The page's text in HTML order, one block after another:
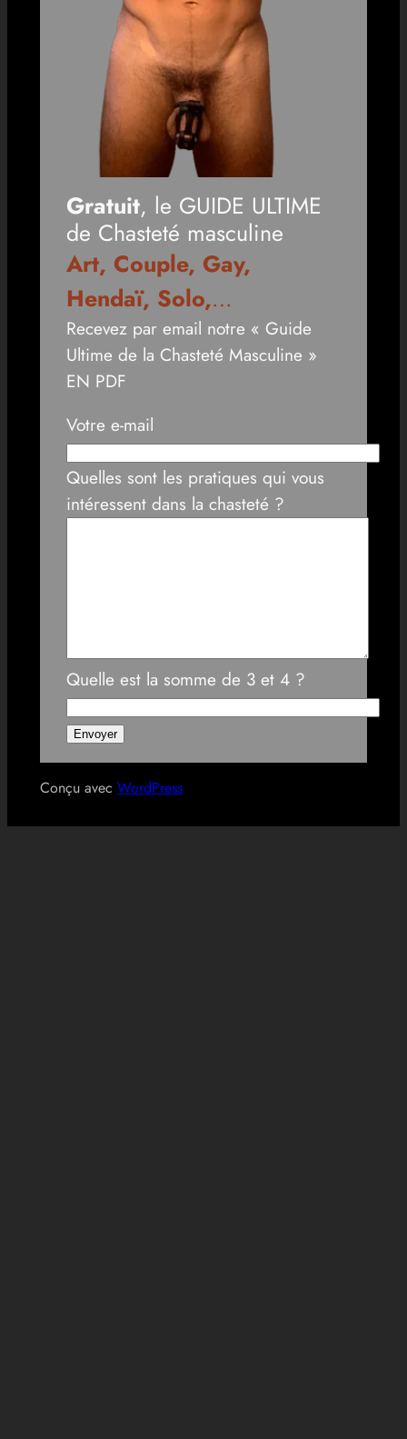
Gratuit, le GUIDE ULTIME
de Chasteté masculine
Art, Couple, Gay,
Hendaï, Solo,…
Recevez par email notre « Guide
Ultime de la Chasteté Masculine »
EN PDF
Votre e-mail
Quelles sont les pratiques qui vous
intéressent dans la chasteté ?
Quelle est la somme de 3 et 4 ?
Conçu avec WordPress